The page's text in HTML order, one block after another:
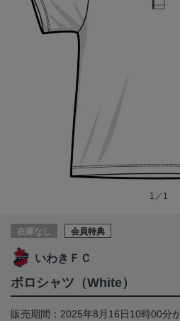
1／1
在庫なし 会員特典
いわきＦＣ
ポロシャツ（White）
販売期間：2025年8月16日10時00分